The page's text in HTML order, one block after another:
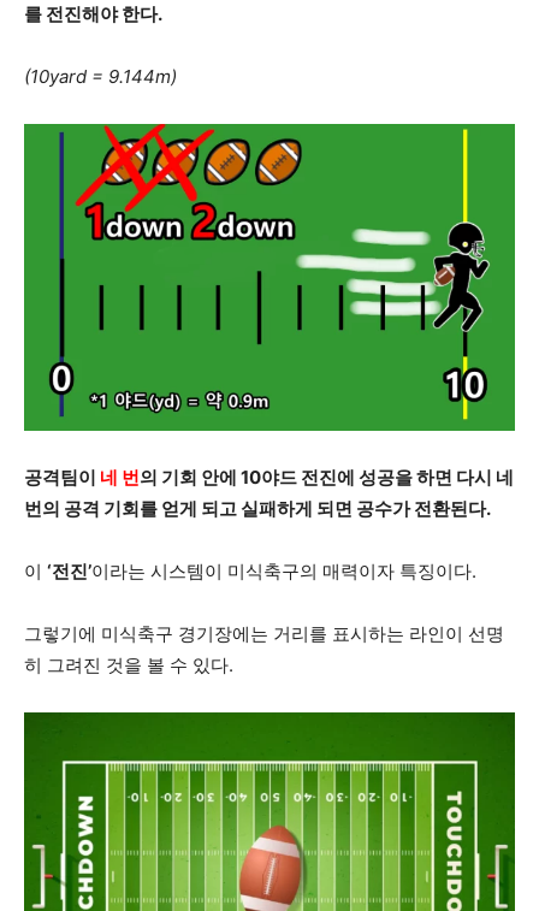
를 전진해야 한다.
(10yard = 9.144m)
공격팀이 네 번의 기회 안에 10야드 전진에 성공을 하면 다시 네
번의 공격 기회를 얻게 되고 실패하게 되면 공수가 전환된다.
이 ‘전진’이라는 시스템이 미식축구의 매력이자 특징이다.
그렇기에 미식축구 경기장에는 거리를 표시하는 라인이 선명
히 그려진 것을 볼 수 있다.